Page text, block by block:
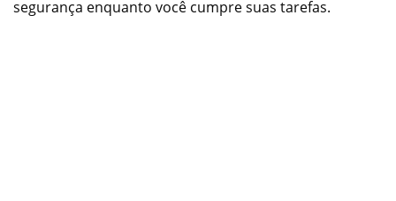
segurança enquanto você cumpre suas tarefas.